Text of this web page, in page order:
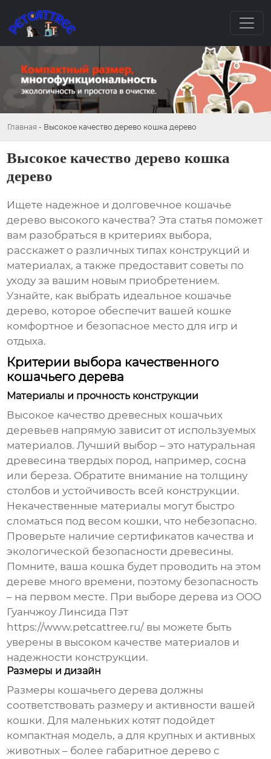
Главная - Высокое качество дерево кошка дерево
Высокое качество дерево кошка
дерево
Ищете надежное и долговечное кошачье
дерево высокого качества? Эта статья поможет
вам разобраться в критериях выбора,
расскажет о различных типах конструкций и
материалах, а также предоставит советы по
уходу за вашим новым приобретением.
Узнайте, как выбрать идеальное кошачье
дерево, которое обеспечит вашей кошке
комфортное и безопасное место для игр и
отдыха.
Критерии выбора качественного
кошачьего дерева
Материалы и прочность конструкции
Высокое качество древесных кошачьих
деревьев напрямую зависит от используемых
материалов. Лучший выбор – это натуральная
древесина твердых пород, например, сосна
или береза. Обратите внимание на толщину
столбов и устойчивость всей конструкции.
Некачественные материалы могут быстро
сломаться под весом кошки, что небезопасно.
Проверьте наличие сертификатов качества и
экологической безопасности древесины.
Помните, ваша кошка будет проводить на этом
дереве много времени, поэтому безопасность
– на первом месте. При выборе дерева из ООО
Гуанчжоу Линсида Пэт
https://www.petcattree.ru/ вы можете быть
уверены в высоком качестве материалов и
надежности конструкции.
Размеры и дизайн
Размеры кошачьего дерева должны
соответствовать размеру и активности вашей
кошки. Для маленьких котят подойдет
компактная модель, а для крупных и активных
животных – более габаритное дерево с